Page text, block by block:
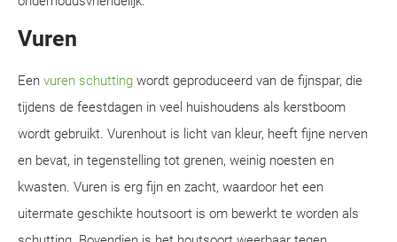
Vuren
Een vuren schutting wordt geproduceerd van de fijnspar, die
tijdens de feestdagen in veel huishoudens als kerstboom
wordt gebruikt. Vurenhout is licht van kleur, heeft fijne nerven
en bevat, in tegenstelling tot grenen, weinig noesten en
kwasten. Vuren is erg fijn en zacht, waardoor het een
uitermate geschikte houtsoort is om bewerkt te worden als